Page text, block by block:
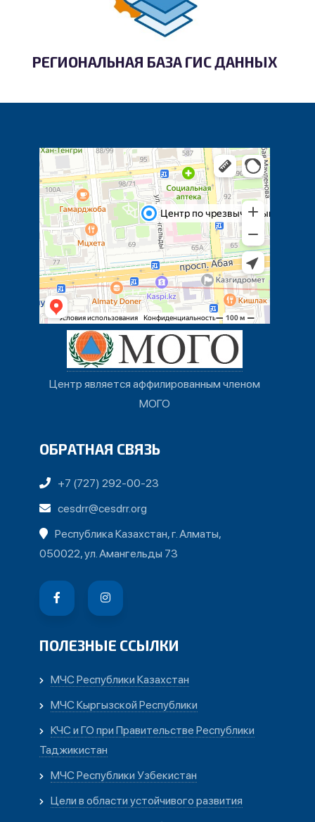
РЕГИОНАЛЬНАЯ БАЗА ГИС ДАННЫХ
Центр является аффилированным членом
МОГО
ОБРАТНАЯ СВЯЗЬ
+7 (727) 292-00-23
cesdrr@cesdrr.org
Республика Казахстан, г. Алматы,
050022, ул. Амангельды 73
ПОЛЕЗНЫЕ ССЫЛКИ
МЧС Республики Казахстан
МЧС Кыргызской Республики
КЧС и ГО при Правительстве Республики
Таджикистан
МЧС Республики Узбекистан
Цели в области устойчивого развития